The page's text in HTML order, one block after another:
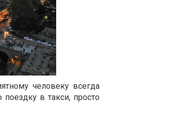
человеку всегда
в такси, просто